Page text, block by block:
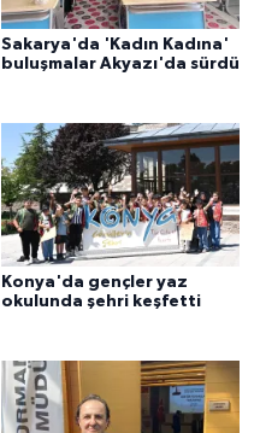
Sakarya'da 'Kadın Kadına'
buluşmalar Akyazı'da sürdü
Konya'da gençler yaz
okulunda şehri keşfetti